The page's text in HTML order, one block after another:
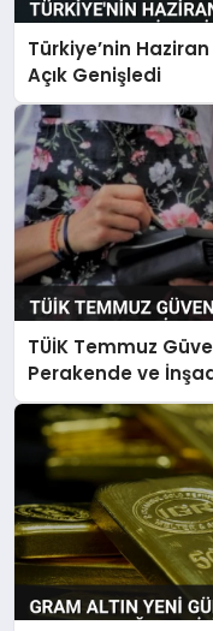
Türkiye’nin
Açık Genişledi
TÜİK Temmuz
Perakende ve